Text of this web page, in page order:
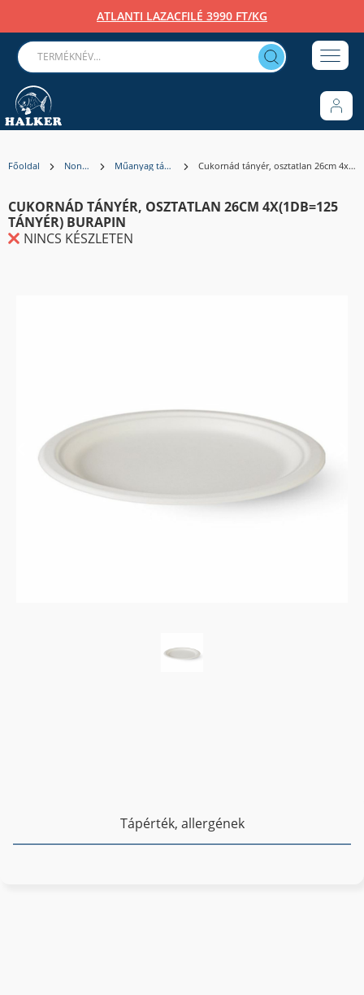
ATLANTI LAZACFILÉ 3990 FT/KG
Főoldal Non-Food Műanyag tálak, fedelek Cukornád tányér, osztatlan 26cm 4x(1db=125 tányér) BURAPIN
CUKORNÁD TÁNYÉR, OSZTATLAN 26CM 4X(1DB=125
TÁNYÉR) BURAPIN
NINCS KÉSZLETEN
Tápérték, allergének